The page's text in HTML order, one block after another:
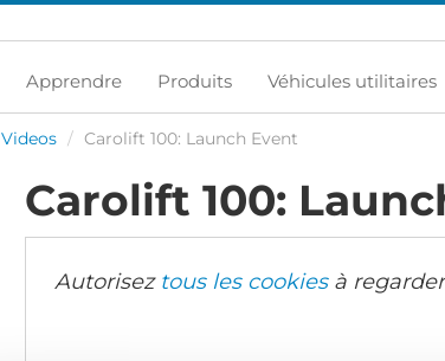
Apprendre Produits Véhicules utilitaires
Videos / Carolift 100: Launch Event
Carolift 100:
Autorisez tous les cookiesà